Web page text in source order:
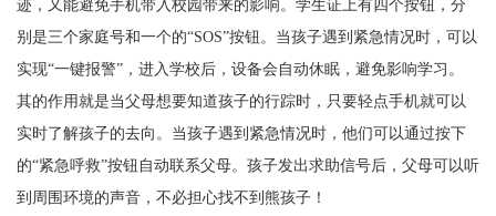
迹，又能避免手机带入校园带来的影响。学生证上有四个按钮，分
别是三个家庭号和一个的“SOS”按钮。当孩子遇到紧急情况时，可以
实现“一键报警”，进入学校后，设备会自动休眠，避免影响学习。
其的作用就是当父母想要知道孩子的行踪时，只要轻点手机就可以
实时了解孩子的去向。当孩子遇到紧急情况时，他们可以通过按下
的“紧急呼救”按钮自动联系父母。孩子发出求助信号后，父母可以听
到周围环境的声音，不必担心找不到熊孩子！